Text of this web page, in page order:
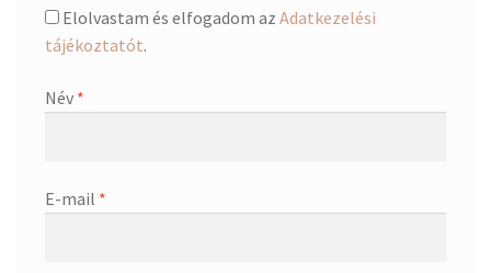
Elolvastam és elfogadom az Adatkezelési
tájékoztatót.
Név *
E-mail *